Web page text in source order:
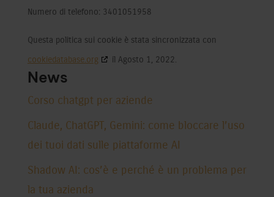
Numero di telefono: 3401051958
Questa politica sui cookie è stata sincronizzata con
cookiedatabase.org
il Agosto 1, 2022.
News
Corso chatgpt per aziende
Claude, ChatGPT, Gemini: come bloccare l’uso
dei tuoi dati sulle piattaforme AI
Shadow AI: cos’è e perché è un problema per
la tua azienda